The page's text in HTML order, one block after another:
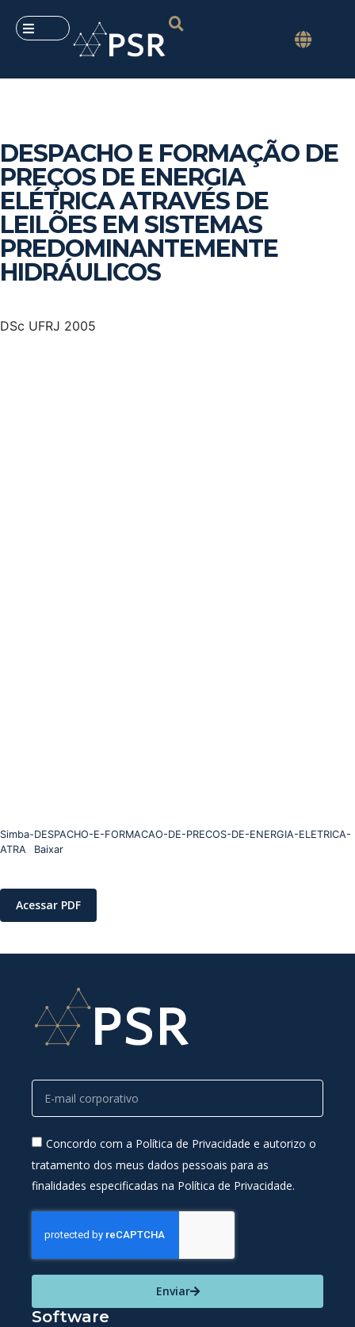
DESPACHO E FORMAÇÃO DE
PREÇOS DE ENERGIA
ELÉTRICA ATRAVÉS DE
LEILÕES EM SISTEMAS
PREDOMINANTEMENTE
HIDRÁULICOS
DSc UFRJ 2005
Simba-DESPACHO-E-FORMACAO-DE-PRECOS-DE-ENERGIA-ELETRICA-
ATRA
Baixar
Acessar PDF
Concordo com a Política de Privacidade e autorizo o
tratamento dos meus dados pessoais para as
finalidades especificadas na Política de Privacidade.
Enviar
Software